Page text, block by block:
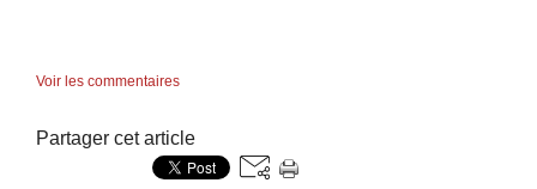
Voir les commentaires
Partager cet article